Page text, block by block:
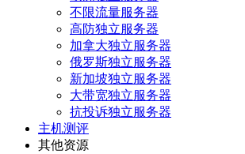
不限流量服务器
高防独立服务器
加拿大独立服务器
俄罗斯独立服务器
新加坡独立服务器
大带宽独立服务器
抗投诉独立服务器
主机测评
其他资源